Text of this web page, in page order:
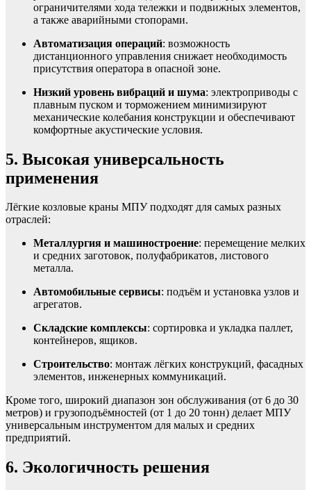
ограничителями хода тележки и подвижных элементов,
а также аварийными стопорами.
Автоматизация операций: возможность
дистанционного управления снижает необходимость
присутствия оператора в опасной зоне.
Низкий уровень вибраций и шума: электроприводы с
плавным пуском и торможением минимизируют
механические колебания конструкции и обеспечивают
комфортные акустические условия.
5. Высокая универсальность
применения
Лёгкие козловые краны МПУ подходят для самых разных
отраслей:
Металлургия и машиностроение: перемещение мелких
и средних заготовок, полуфабрикатов, листового
металла.
Автомобильные сервисы: подъём и установка узлов и
агрегатов.
Складские комплексы: сортировка и укладка паллет,
контейнеров, ящиков.
Строительство: монтаж лёгких конструкций, фасадных
элементов, инженерных коммуникаций.
Кроме того, широкий диапазон зон обслуживания (от 6 до 30
метров) и грузоподъёмностей (от 1 до 20 тонн) делает МПУ
универсальным инструментом для малых и средних
предприятий.
6. Экологичность решения